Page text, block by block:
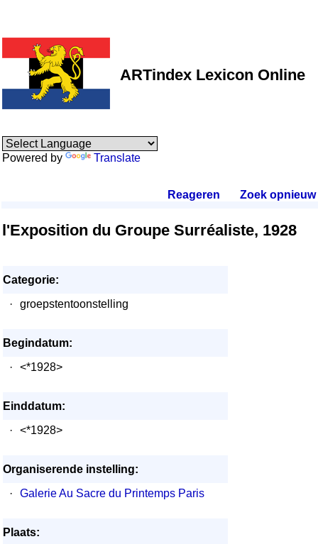
ARTindex Lexicon Online
Powered by Translate
Reageren Zoek opnieuw.
l'Exposition du Groupe Surréaliste, 1928
Categorie:
·
groepstentoonstelling
Begindatum:
·
<*1928>
Einddatum:
·
<*1928>
Organiserende instelling:
·
Galerie Au Sacre du Printemps Paris
Plaats: